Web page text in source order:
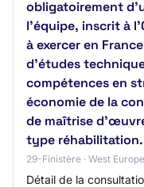
obligatoirement
l’équipe, inscrit à
à exercer en
d’études
compétences en
économie de la
de maîtrise
type réhabilitation.
29-Finistère · West
Détail de la